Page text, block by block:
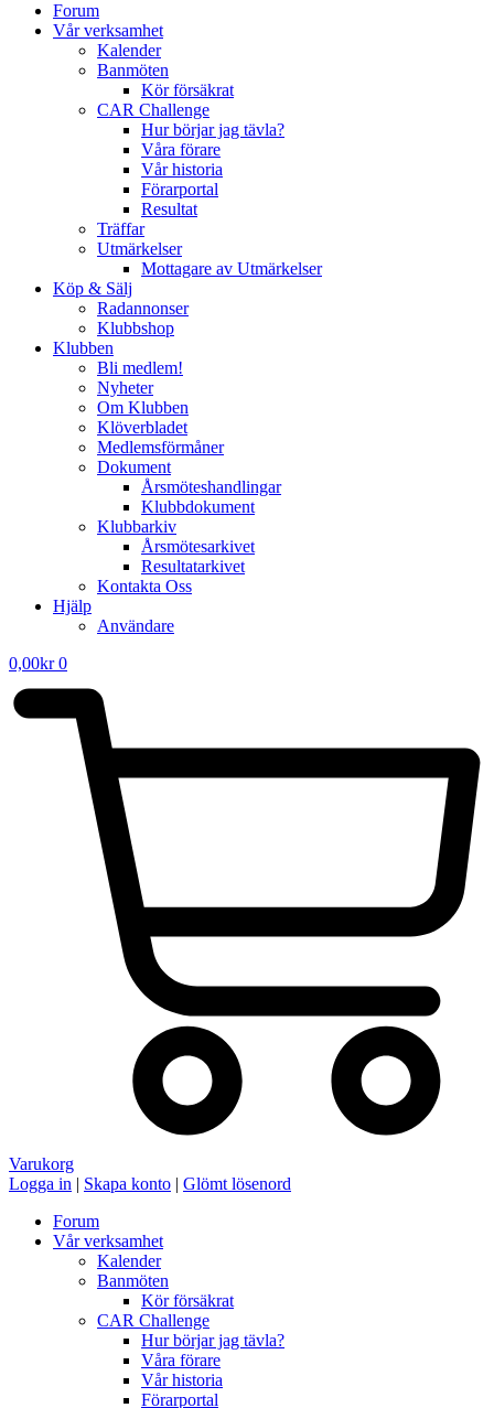
Forum
Vår verksamhet
Kalender
Banmöten
Kör försäkrat
CAR Challenge
Hur börjar jag tävla?
Våra förare
Vår historia
Förarportal
Resultat
Träffar
Utmärkelser
Mottagare av Utmärkelser
Köp & Sälj
Radannonser
Klubbshop
Klubben
Bli medlem!
Nyheter
Om Klubben
Klöverbladet
Medlemsförmåner
Dokument
Årsmöteshandlingar
Klubbdokument
Klubbarkiv
Årsmötesarkivet
Resultatarkivet
Kontakta Oss
Hjälp
Användare
0,00kr 0
Varukorg
Logga in | Skapa konto | Glömt lösenord
Forum
Vår verksamhet
Kalender
Banmöten
Kör försäkrat
CAR Challenge
Hur börjar jag tävla?
Våra förare
Vår historia
Förarportal